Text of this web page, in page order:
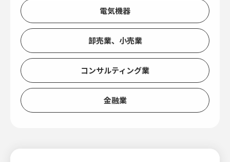
電気機器
卸売業、小売業
コンサルティング業
金融業